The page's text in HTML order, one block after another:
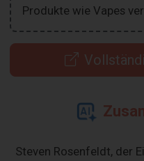
Produkte wie Vapes
Steven Rosenfeldt, der